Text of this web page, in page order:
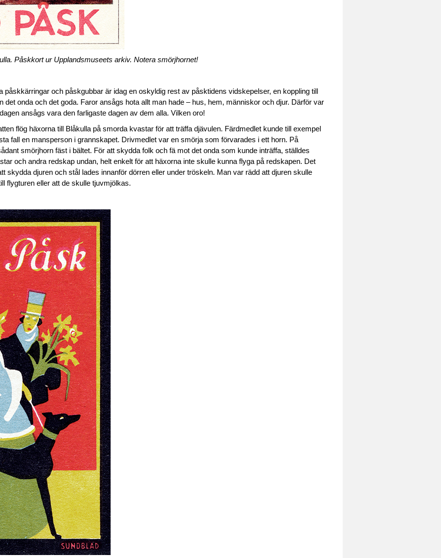
Påskkort ur Upplandsmuseets arkiv. Notera smörjhornet!
påskkärringar och påskgubbar är idag en oskyldig rest av påsktidens vidskepelser, en koppling till
det onda och det goda. Faror ansågs hota allt man hade – hus, hem, människor och djur. Därför var
ansågs vara den farligaste dagen av dem alla. Vilken oro!
flög häxorna till Blåkulla på smorda kvastar för att träffa djävulen. Färdmedlet kunde till exempel
fall en mansperson i grannskapet. Drivmedlet var en smörja som förvarades i ett horn. På
smörjhorn fäst i bältet. För att skydda folk och fä mot det onda som kunde inträffa, ställdes
och andra redskap undan, helt enkelt för att häxorna inte skulle kunna flyga på redskapen. Det
skydda djuren och stål lades innanför dörren eller under tröskeln. Man var rädd att djuren skulle
flygturen eller att de skulle tjuvmjölkas.